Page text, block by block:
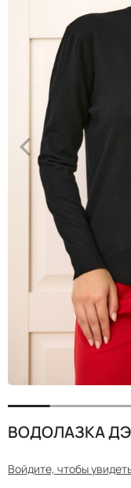
<
ВОДОЛАЗКА
Войдите, чтобы